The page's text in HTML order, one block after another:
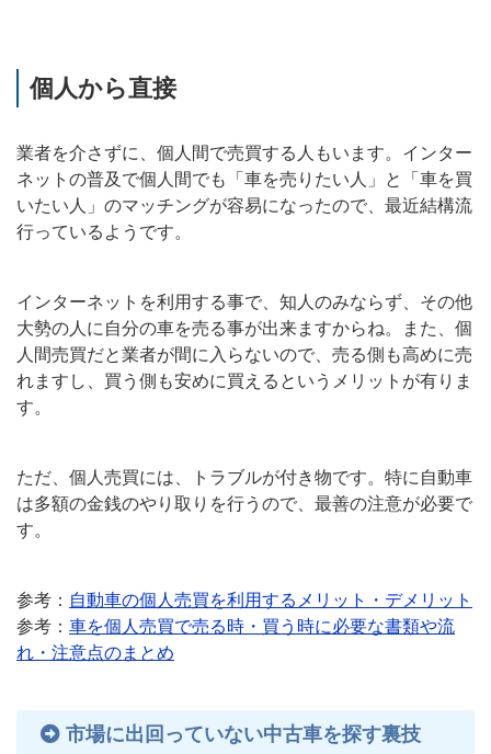
個人から直接
業者を介さずに、個人間で売買する人もいます。インター
ネットの普及で個人間でも「車を売りたい人」と「車を買
いたい人」のマッチングが容易になったので、最近結構流
行っているようです。
インターネットを利用する事で、知人のみならず、その他
大勢の人に自分の車を売る事が出来ますからね。また、個
人間売買だと業者が間に入らないので、売る側も高めに売
れますし、買う側も安めに買えるというメリットが有りま
す。
ただ、個人売買には、トラブルが付き物です。特に自動車
は多額の金銭のやり取りを行うので、最善の注意が必要で
す。
参考： 自動車の個人売買を利用するメリット・デメリット
参考： 車を個人売買で売る時・買う時に必要な書類や流
れ・注意点のまとめ
市場に出回っていない中古車を探す裏技